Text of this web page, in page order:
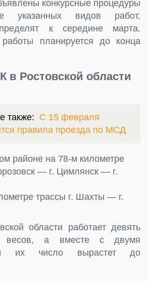
конкурсные процедуры
указанных видов работ,
к середине марта.
планируется до конца
Ростовской области
также: С 15 февраля
правила проезда по МСД
районе на 78-м километре
— г. Цимлянск — г.
трассы г. Шахты — г.
области работает девять
весов, а вместе с двумя
их число вырастет до